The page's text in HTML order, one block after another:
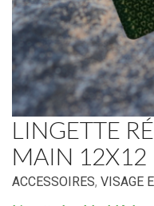
LINGETTE
MAIN 12X12
ACCESSOIRES, VISAGE